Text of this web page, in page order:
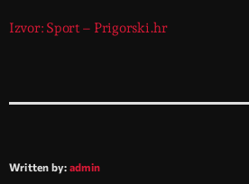
Izvor: Sport – Prigorski.hr
Written by: admin